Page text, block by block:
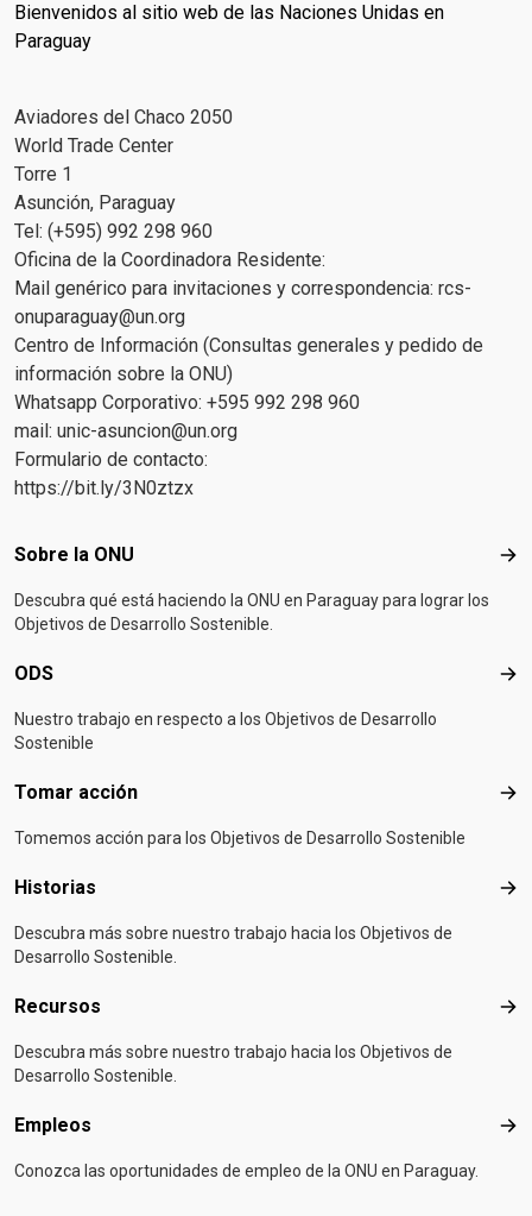
Bienvenidos al sitio web de las Naciones Unidas en
Paraguay
Aviadores del Chaco 2050
World Trade Center
Torre 1
Asunción, Paraguay
Tel: (+595) 992 298 960
Oficina de la Coordinadora Residente:
Mail genérico para invitaciones y correspondencia: rcs-
onuparaguay@un.org
Centro de Información (Consultas generales y pedido de
información sobre la ONU)
Whatsapp Corporativo: +595 992 298 960
mail: unic-asuncion@un.org
Formulario de contacto:
https://bit.ly/3N0ztzx
Footer menu
Sobre la ONU
Descubra qué está haciendo la ONU en Paraguay para lograr los
Objetivos de Desarrollo Sostenible.
ODS
Nuestro trabajo en respecto a los Objetivos de Desarrollo
Sostenible
Tomar acción
Tomemos acción para los Objetivos de Desarrollo Sostenible
Historias
Descubra más sobre nuestro trabajo hacia los Objetivos de
Desarrollo Sostenible.
Recursos
Descubra más sobre nuestro trabajo hacia los Objetivos de
Desarrollo Sostenible.
Empleos
Conozca las oportunidades de empleo de la ONU en Paraguay.